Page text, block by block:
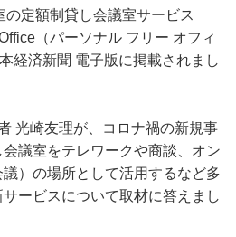
定額制貸し会議室サービス
（パーソナル フリー オフィ
経済新聞 電子版に掲載されまし
光崎友理が、コロナ禍の新規事
議室をテレワークや商談、オン
）の場所として活用するなど多
ービスについて取材に答えまし